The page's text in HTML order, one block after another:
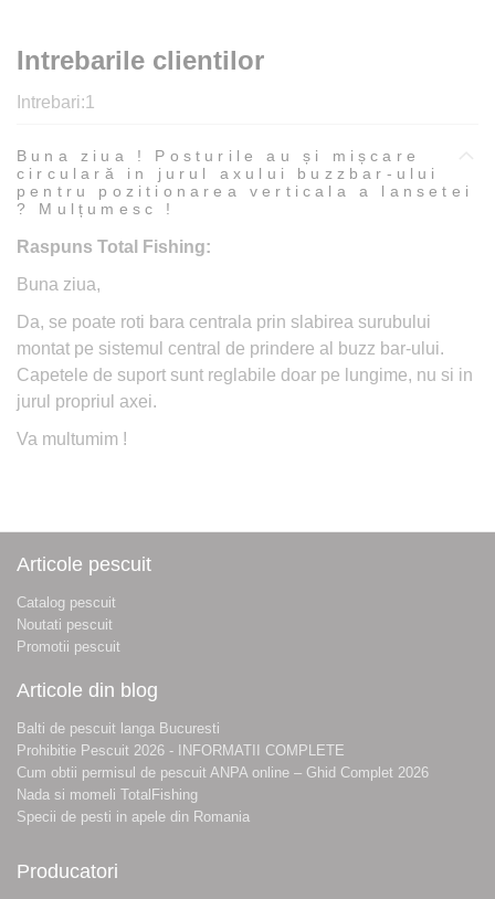
Intrebarile clientilor
Intrebari:1
Buna ziua ! Posturile au și mișcare
circulară in jurul axului buzzbar-ului
pentru pozitionarea verticala a lansetei
? Mulțumesc !
Raspuns Total Fishing:
Buna ziua,
Da, se poate roti bara centrala prin slabirea surubului
montat pe sistemul central de prindere al buzz bar-ului.
Capetele de suport sunt reglabile doar pe lungime, nu si in
jurul propriul axei.
Va multumim !
Articole pescuit
Catalog pescuit
Noutati pescuit
Promotii pescuit
Articole din blog
Balti de pescuit langa Bucuresti
Prohibitie Pescuit 2026 - INFORMATII COMPLETE
Cum obtii permisul de pescuit ANPA online – Ghid Complet 2026
Nada si momeli TotalFishing
Specii de pesti in apele din Romania
Producatori